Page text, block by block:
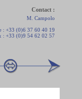
Contact :
M. Campolo
: +33 (0)6 37 60 40 19
: +33 (0)9 54 62 02 57